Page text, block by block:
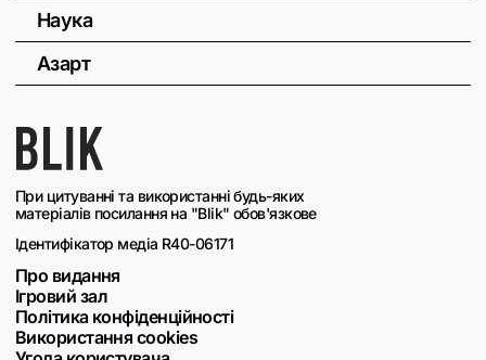
При цитуванні та використанні будь-яких
матеріалів посилання на "Blik" обов'язкове
Ідентифікатор медіа R40-06171
Про видання
Ігровий зал
Політика конфіденційності
Використання cookies
Наука
Азарт